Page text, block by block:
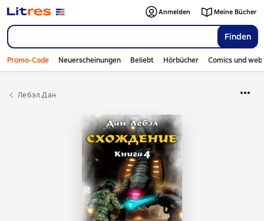
Finden
Anmelden Meine Bücher
Promo-Code Neuerscheinungen Beliebt Hörbücher Comics und
Лебэл Дан